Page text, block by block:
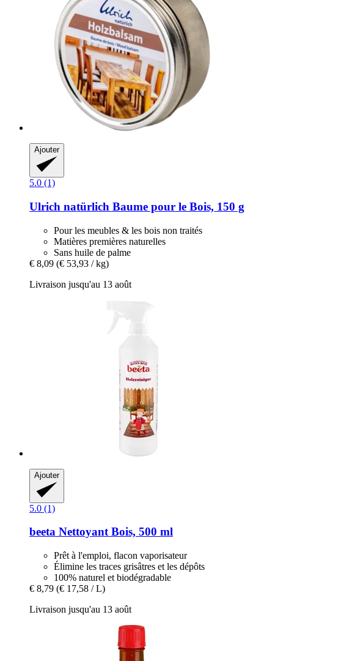
Ajouter
5.0 (1)
Ulrich natürlich Baume pour le Bois, 150 g
Pour les meubles & les bois non traités
Matières premières naturelles
Sans huile de palme
€ 8,09 (€ 53,93 / kg)
Livraison jusqu'au 13 août
Ajouter
5.0 (1)
beeta Nettoyant Bois, 500 ml
Prêt à l'emploi, flacon vaporisateur
Élimine les traces grisâtres et les dépôts
100% naturel et biodégradable
€ 8,79 (€ 17,58 / L)
Livraison jusqu'au 13 août